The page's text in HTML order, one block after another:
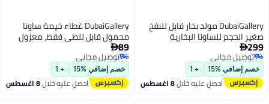
DubaiGallery مولد بخار قابل للنفخ
للساونا البخارية
خيمة ساونا سبا شخصية
السموم.
مجاني
مجاني
%15
+ 1
احصل عليه خلال8 اغسطس
DubaiGallery غطاء خيمة ساونا
محمول قابل للطي فقط، معزول
حراري مقاوم للماء لبخار السبا مع
فتحة بسحاب وتصميم مدمج
للاسترخاء المنزلي، سبا شخصي
واستخدام العافية الداخلية، وردي
توصيل مجاني
توصيل مجاني
خصم إضافي %15 + 1
احصل عليه خلال8 اغسطس